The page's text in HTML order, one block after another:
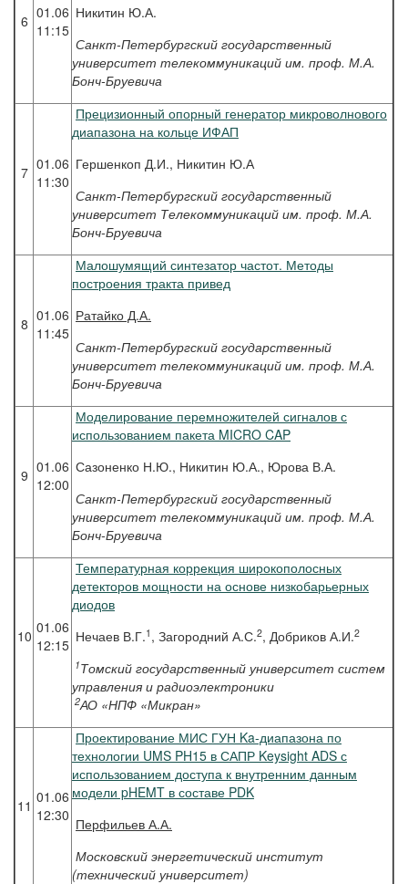
6 01.06
11:15
Никитин Ю.А.
Санкт-Петербургский государственный
университет телекоммуникаций им. проф. М.А.
Бонч-Бруевича
7 01.06
11:30
Прецизионный опорный генератор микроволнового
диапазона на кольце ИФАП
Гершенкоп Д.И., Никитин Ю.А
Санкт-Петербургский государственный
университет Телекоммуникаций им. проф. М.А.
Бонч-Бруевича
8 01.06
11:45
Малошумящий синтезатор частот. Методы
построения тракта привед
Ратайко Д.А.
Санкт-Петербургский государственный
университет телекоммуникаций им. проф. М.А.
Бонч-Бруевича
9 01.06
12:00
Моделирование перемножителей сигналов с
использованием пакета MICRO CAP
Сазоненко Н.Ю., Никитин Ю.А., Юрова В.А.
Санкт-Петербургский государственный
университет телекоммуникаций им. проф. М.А.
Бонч-Бруевича
10 01.06
12:15
Температурная коррекция широкополосных
детекторов мощности на основе низкобарьерных
диодов
Нечаев В.Г.1 , Загородний А.С.2, Добриков А.И.2
1Томский государственный университет систем
управления и радиоэлектроники
2АО «НПФ «Микран»
11 01.06
12:30
Проектирование МИС ГУН Ka-диапазона по
технологии UMS PH15 в САПР Keysight ADS с
использованием доступа к внутренним данным
модели pHEMT в составе PDK
Перфильев А.А.
Московский энергетический институт
(технический университет)